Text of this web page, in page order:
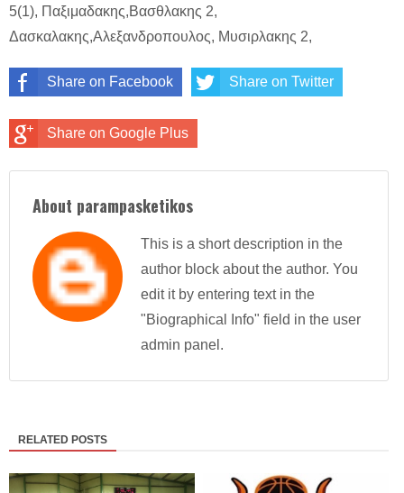
5(1), Παξιμαδακης,Βασθλακης 2,
Δασκαλακης,Αλεξανδροπουλος, Μυσιρλακης 2,
Share on Facebook Share on Twitter
Share on Google Plus
About parampasketikos
This is a short description in the
author block about the author. You
edit it by entering text in the
"Biographical Info" field in the user
admin panel.
RELATED POSTS